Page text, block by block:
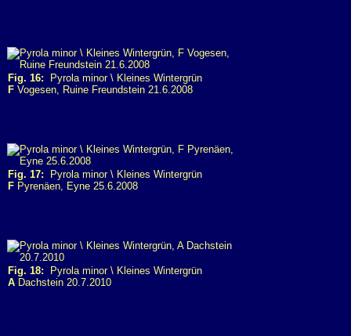
Fig. 16: Pyrola minor \ Kleines Wintergrün
F Vogesen, Ruine Freundstein 21.6.2008
Fig. 17: Pyrola minor \ Kleines Wintergrün
F Pyrenäen, Eyne 25.6.2008
Fig. 18: Pyrola minor \ Kleines Wintergrün
A Dachstein 20.7.2010